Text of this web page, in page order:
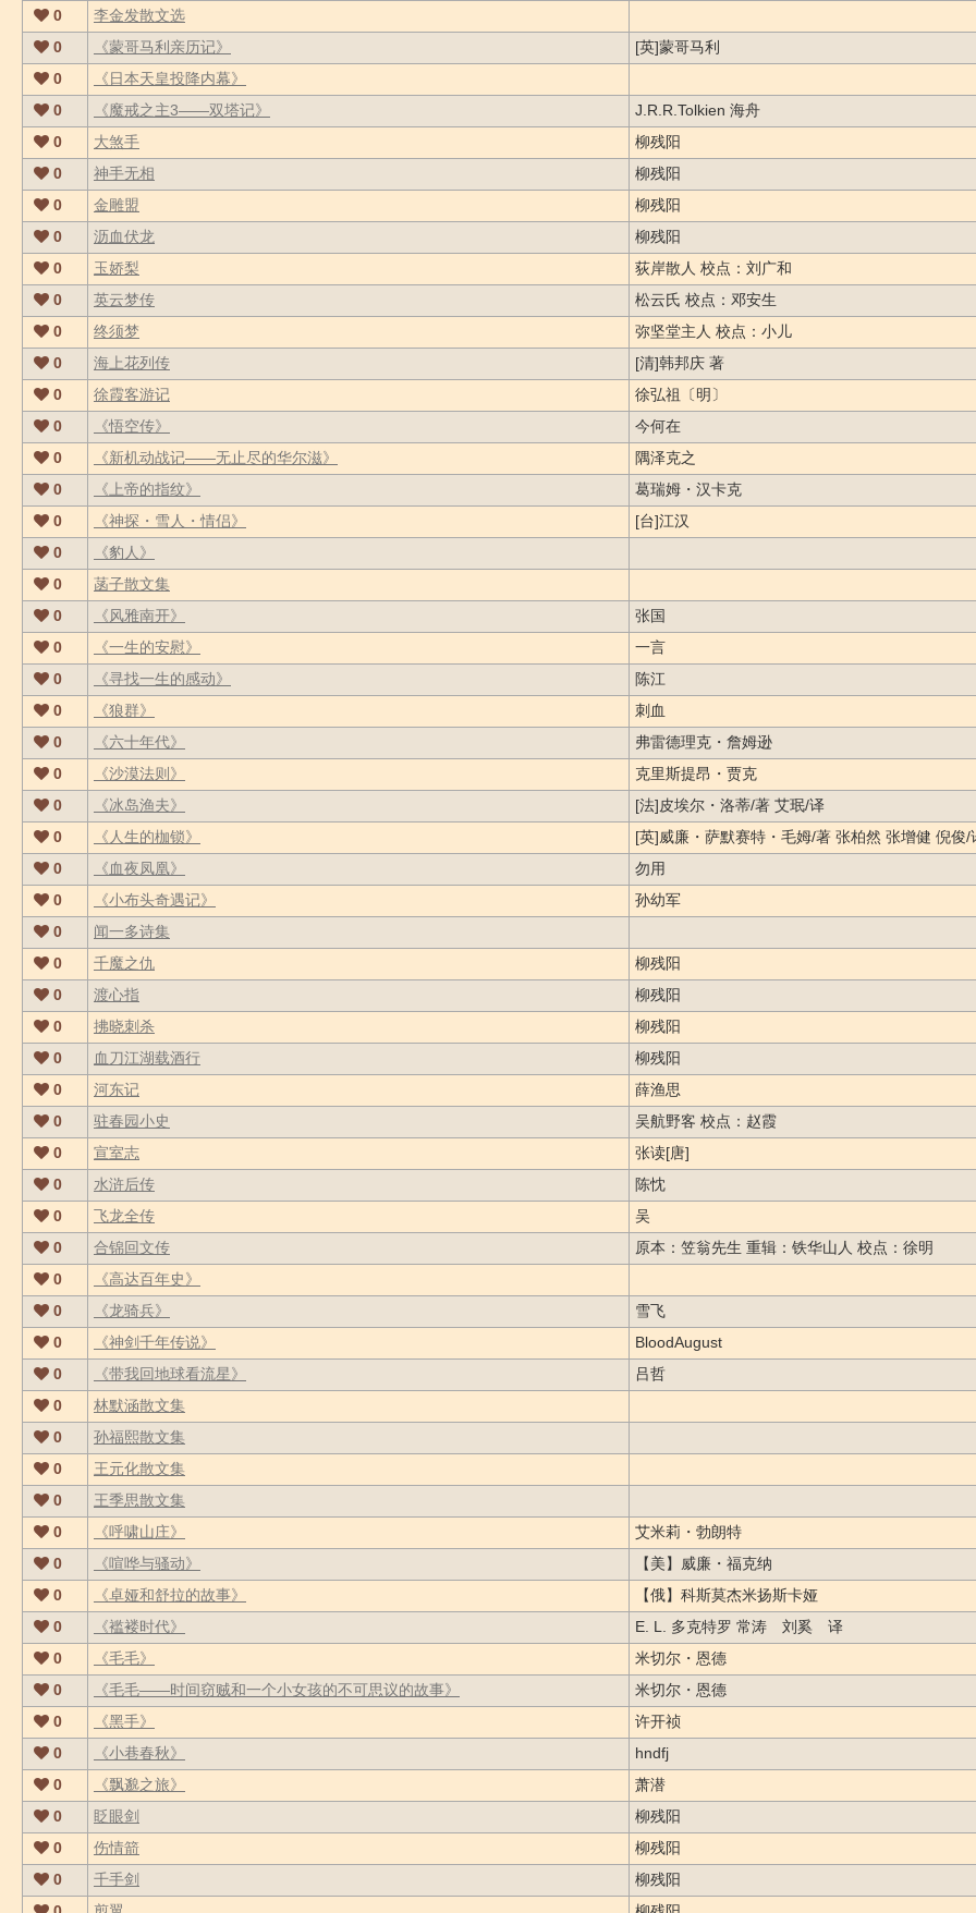
0
李金发散文选
0
《蒙哥马利亲历记》
[英]蒙哥马利
0
《日本天皇投降内幕》
0
《魔戒之主3――双塔记》
J.R.R.Tolkien 海舟
0
大煞手
柳残阳
0
神手无相
柳残阳
0
金雕盟
柳残阳
0
沥血伏龙
柳残阳
0
玉娇梨
荻岸散人 校点：刘广和
0
英云梦传
松云氏 校点：邓安生
0
终须梦
弥坚堂主人 校点：小儿
0
海上花列传
[清]韩邦庆 著
0
徐霞客游记
徐弘祖〔明〕
0
《悟空传》
今何在
0
《新机动战记――无止尽的华尔滋》
隅泽克之
0
《上帝的指纹》
葛瑞姆・汉卡克
0
《神探・雪人・情侣》
[台]江汉
0
《豹人》
0
菡子散文集
0
《风雅南开》
张国
0
《一生的安慰》
一言
0
《寻找一生的感动》
陈江
0
《狼群》
刺血
0
《六十年代》
弗雷德理克・詹姆逊
0
《沙漠法则》
克里斯提昂・贾克
0
《冰岛渔夫》
[法]皮埃尔・洛蒂/著 艾珉/译
0
《人生的枷锁》
[英]威廉・萨默赛特・毛姆/著 张柏然 张增健 倪俊/
0
《血夜凤凰》
勿用
0
《小布头奇遇记》
孙幼军
0
闻一多诗集
0
千魔之仇
柳残阳
0
渡心指
柳残阳
0
拂晓刺杀
柳残阳
0
血刀江湖载酒行
柳残阳
0
河东记
薛渔思
0
驻春园小史
吴航野客 校点：赵霞
0
宣室志
张读[唐]
0
水浒后传
陈忱
0
飞龙全传
吴
0
合锦回文传
原本：笠翁先生 重辑：铁华山人 校点：徐明
0
《高达百年史》
0
《龙骑兵》
雪飞
0
《神剑千年传说》
BloodAugust
0
《带我回地球看流星》
吕哲
0
林默涵散文集
0
孙福熙散文集
0
王元化散文集
0
王季思散文集
0
《呼啸山庄》
艾米莉・勃朗特
0
《喧哗与骚动》
【美】威廉・福克纳
0
《卓娅和舒拉的故事》
【俄】科斯莫杰米扬斯卡娅
0
《褴褛时代》
E. L. 多克特罗 常涛 刘奚 译
0
《毛毛》
米切尔・恩德
0
《毛毛――时间窃贼和一个小女孩的不可思议的故事》
米切尔・恩德
0
《黑手》
许开祯
0
《小巷春秋》
hndfj
0
《飘邈之旅》
萧潜
0
眨眼剑
柳残阳
0
伤情箭
柳残阳
0
千手剑
柳残阳